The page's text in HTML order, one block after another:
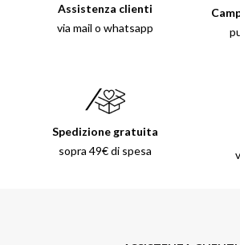
Assistenza clienti
via mail o whatsapp
Spedizione gratuita
sopra 49€ di spesa